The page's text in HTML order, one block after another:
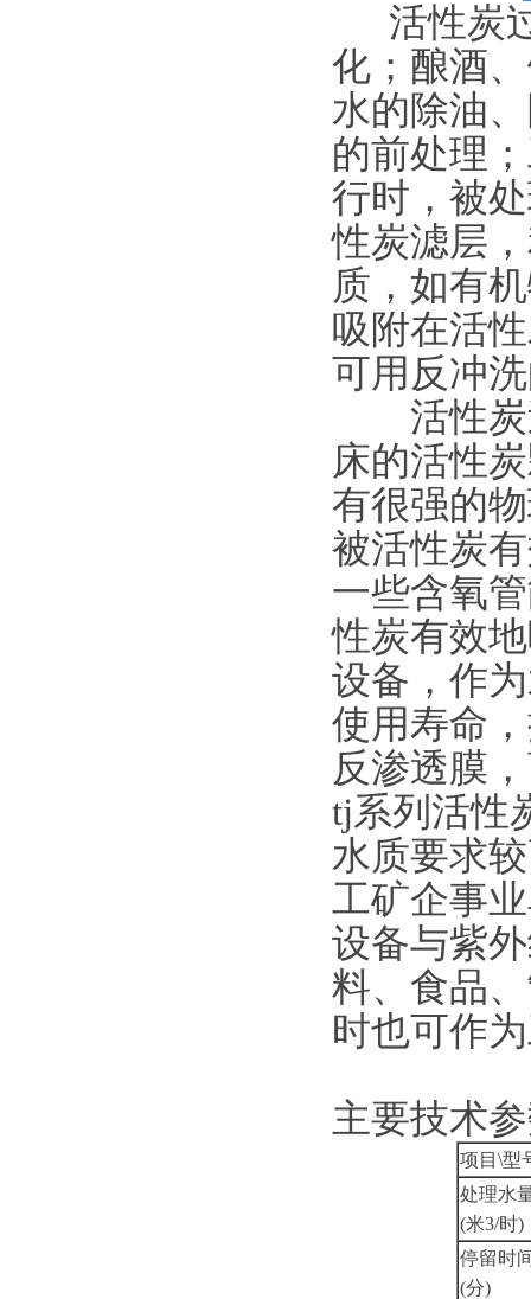
活性炭过
化；酿酒
水的除油
的前处理
行时，被
性炭滤层
质，如有
吸附在活
可用反冲
活性炭
床的活性
有很强的
被活性炭
一些含氧
性炭有效
设备，作
使用寿命
反渗透膜
tj系列活性
水质要求
工矿企事
设备与紫
料、食品
时也可作
主要技术
项目\型
处理水
(米3/时)
停留时
(分)